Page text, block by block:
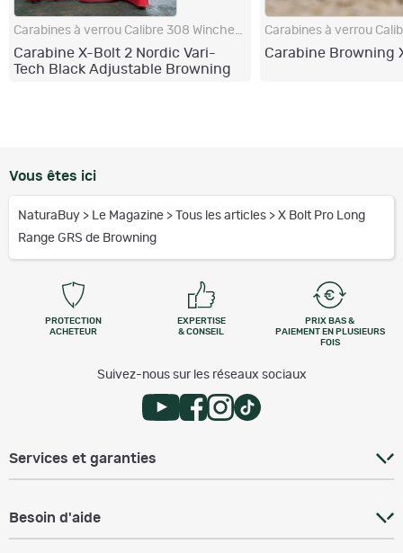
Carabine X-Bolt 2 Nordic Vari-
Tech Black Adjustable Browning
Carabine Browning
Vous êtes ici
NaturaBuy > Le Magazine > Tous les articles > X Bolt Pro Long
Range GRS de Browning
PROTECTION
ACHETEUR
EXPERTISE
& CONSEIL
PRIX BAS &
PAIEMENT EN PLUSIEURS
FOIS
Suivez-nous sur les réseaux sociaux
Services et garanties
Besoin d'aide